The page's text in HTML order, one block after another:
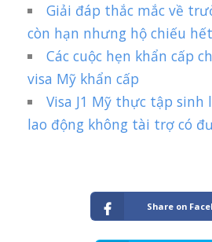
Giải đáp thắc mắc về
còn hạn nhưng hộ chiếu
Các cuộc hẹn khẩn cấp
visa Mỹ khẩn cấp
Visa J1 Mỹ thực tập sinh
lao động không tài trợ có
Share on